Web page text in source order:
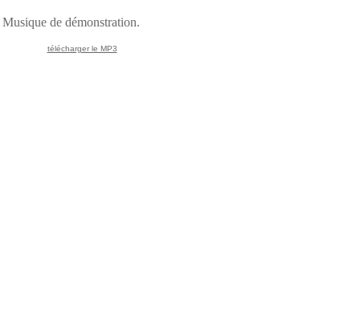
Musique de démonstration.
télécharger le MP3